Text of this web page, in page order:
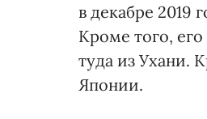
в декабре 2019
Кроме того,
туда из Ухани.
Японии.